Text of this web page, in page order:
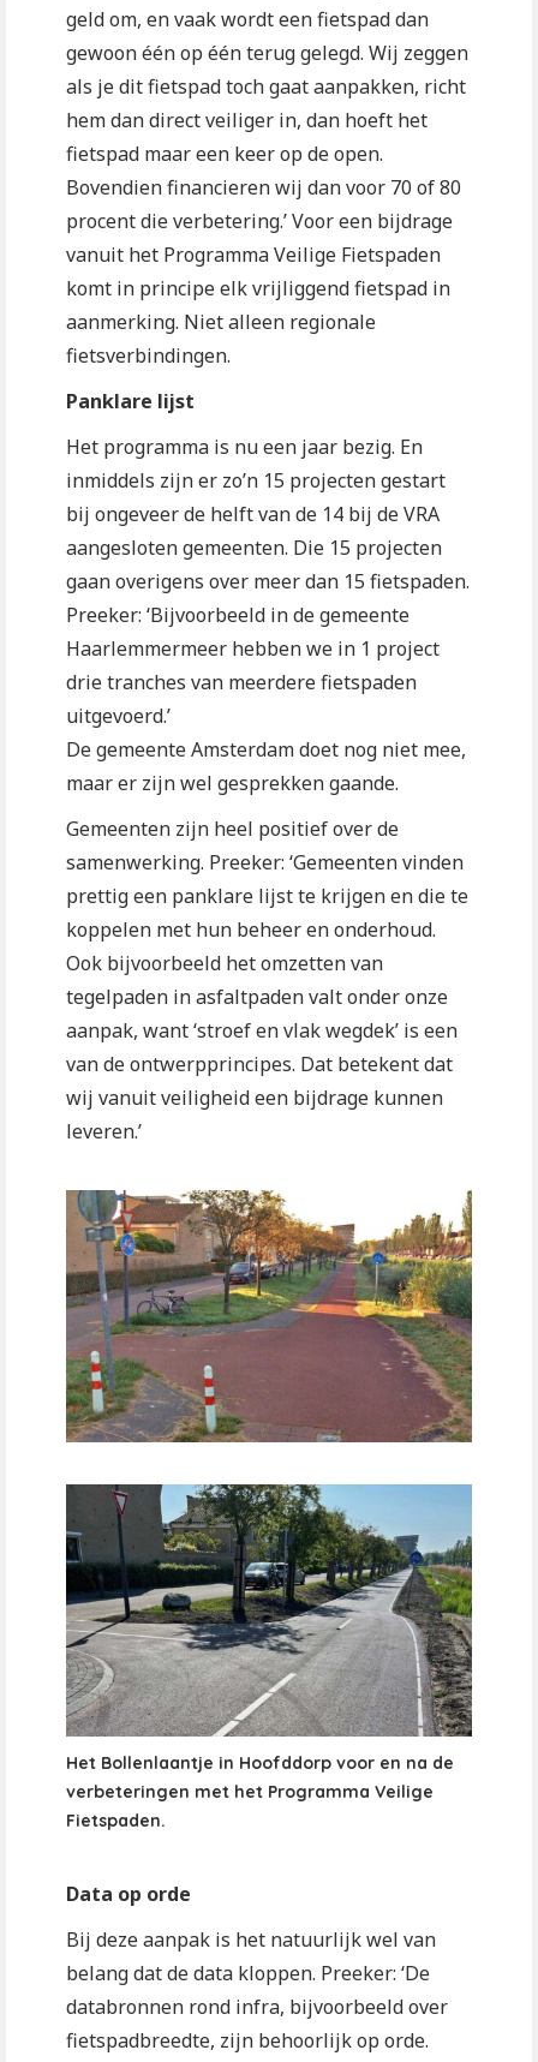
geld om, en vaak wordt een fietspad dan
gewoon één op één terug gelegd. Wij zeggen
als je dit fietspad toch gaat aanpakken, richt
hem dan direct veiliger in, dan hoeft het
fietspad maar een keer op de open.
Bovendien financieren wij dan voor 70 of 80
procent die verbetering.’ Voor een bijdrage
vanuit het Programma Veilige Fietspaden
komt in principe elk vrijliggend fietspad in
aanmerking. Niet alleen regionale
fietsverbindingen.
Panklare lijst
Het programma is nu een jaar bezig. En
inmiddels zijn er zo’n 15 projecten gestart
bij ongeveer de helft van de 14 bij de VRA
aangesloten gemeenten. Die 15 projecten
gaan overigens over meer dan 15 fietspaden.
Preeker: ‘Bijvoorbeeld in de gemeente
Haarlemmermeer hebben we in 1 project
drie tranches van meerdere fietspaden
uitgevoerd.’
De gemeente Amsterdam doet nog niet mee,
maar er zijn wel gesprekken gaande.
Gemeenten zijn heel positief over de
samenwerking. Preeker: ‘Gemeenten vinden
prettig een panklare lijst te krijgen en die te
koppelen met hun beheer en onderhoud.
Ook bijvoorbeeld het omzetten van
tegelpaden in asfaltpaden valt onder onze
aanpak, want ‘stroef en vlak wegdek’ is een
van de ontwerpprincipes. Dat betekent dat
wij vanuit veiligheid een bijdrage kunnen
leveren.’
Het Bollenlaantje in Hoofddorp voor en na de
verbeteringen met het Programma Veilige
Fietspaden.
Data op orde
Bij deze aanpak is het natuurlijk wel van
belang dat de data kloppen. Preeker: ‘De
databronnen rond infra, bijvoorbeeld over
fietspadbreedte, zijn behoorlijk op orde.